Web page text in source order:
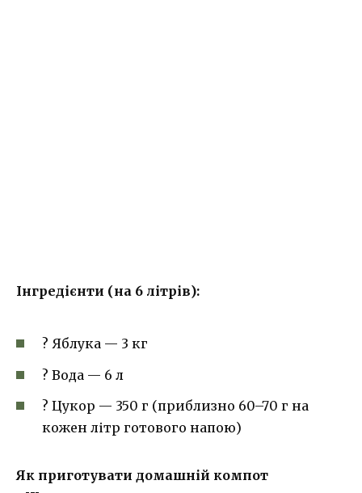
Інгредієнти (на 6 літрів):
? Яблука — 3 кг
? Вода — 6 л
? Цукор — 350 г (приблизно 60–70 г на
кожен літр готового напою)
Як приготувати домашній компот